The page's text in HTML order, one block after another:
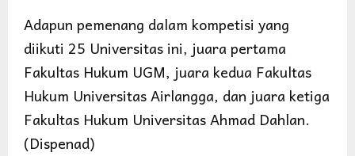
Adapun pemenang dalam kompetisi yang
diikuti 25 Universitas ini, juara pertama
Fakultas Hukum UGM, juara kedua Fakultas
Hukum Universitas Airlangga, dan juara ketiga
Fakultas Hukum Universitas Ahmad Dahlan.
(Dispenad)